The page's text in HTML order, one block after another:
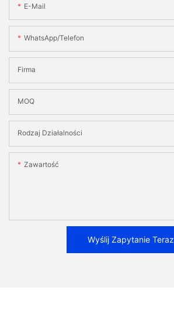
E-Mail
WhatsApp/telefon
Firma
MOQ
Rodzaj Działalności
Zawartość
Wyślij Zapytanie Teraz